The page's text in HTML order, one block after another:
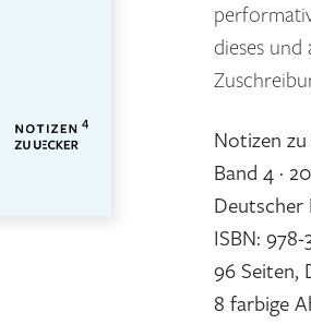
dieses und
Notizen
Band 4 ·
Deutscher
ISBN: 978-
96 Seiten,
8 farbige